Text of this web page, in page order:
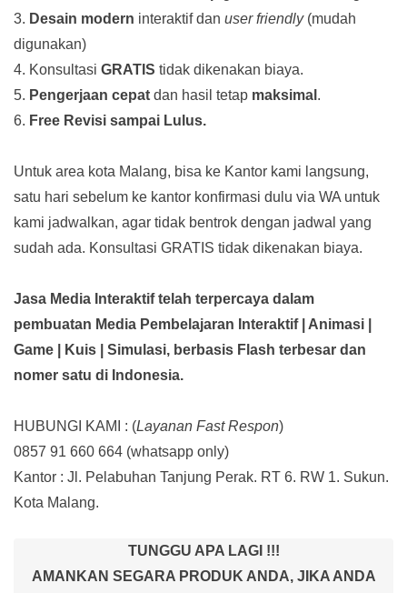
3. Desain modern interaktif dan user friendly(mudah
digunakan)
4. Konsultasi GRATIS tidak dikenakan biaya.
5. Pengerjaan cepat dan hasil tetap maksimal .
6. Free Revisi sampai Lulus.
Untuk area kota Malang, bisa ke Kantor kami langsung,
satu hari sebelum ke kantor konfirmasi dulu via WA untuk
kami jadwalkan, agar tidak bentrok dengan jadwal yang
sudah ada. Konsultasi GRATIS tidak dikenakan biaya.
Jasa Media Interaktif telah terpercaya dalam
pembuatan Media Pembelajaran Interaktif| Animasi |
Game | Kuis | Simulasi, berbasis Flash terbesar dan
nomer satu di Indonesia.
HUBUNGI KAMI : (Layanan Fast Respon)
0857 91 660 664 (whatsapp only)
Kantor : Jl. Pelabuhan Tanjung Perak. RT 6. RW 1. Sukun.
Kota Malang.
TUNGGU APA LAGI !!!
AMANKAN SEGARA PRODUK ANDA, JIKA ANDA